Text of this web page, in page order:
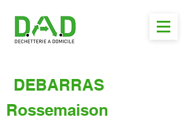
DEBARRAS
Rossemaison